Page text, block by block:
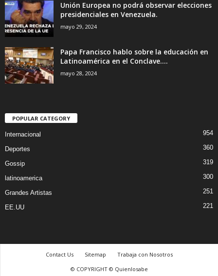
Unión Europea no podrá observar elecciones
presidenciales en Venezuela.
mayo 29, 2024
Papa Francisco hablo sobre la educación en
Latinoamérica en el Conclave....
mayo 28, 2024
POPULAR CATEGORY
Internacional 954
Deportes 360
Gossip 319
latinoamerica 300
Grandes Artistas 251
EE.UU 221
Contact Us Sitemap
Trabaja con Nosotros
© COPYRIGHT © Quienlosabe